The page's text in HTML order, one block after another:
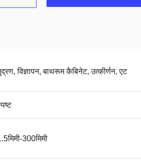
विज्ञापन, बाथरूम कैबिनेट, उत्कीर्णन, एट
300मिमी